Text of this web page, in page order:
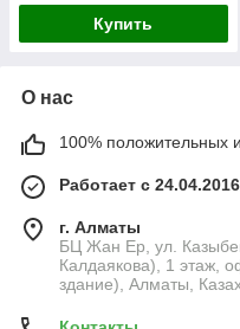
Купить
О нас
100% положительных
Работает с 24.04.2016
г. Алматы
БЦ Жан Ер, ул.
Калдаякова), 1 этаж,
здание), Алматы,